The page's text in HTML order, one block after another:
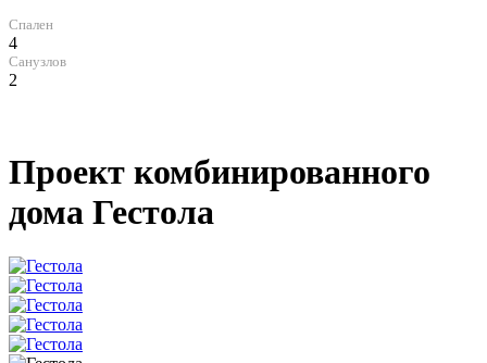
Спален
4
Санузлов
2
Проект комбинированного
дома Гестола